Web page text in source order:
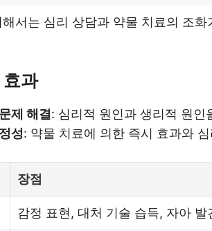
서는 심리 상담과 약물 치료의 조
과
제 해결: 심리적 원인과 생리적 원인
성: 약물 치료에 의한 즉시 효과와
장점
감정 표현, 대처 기술 습득, 자아 발